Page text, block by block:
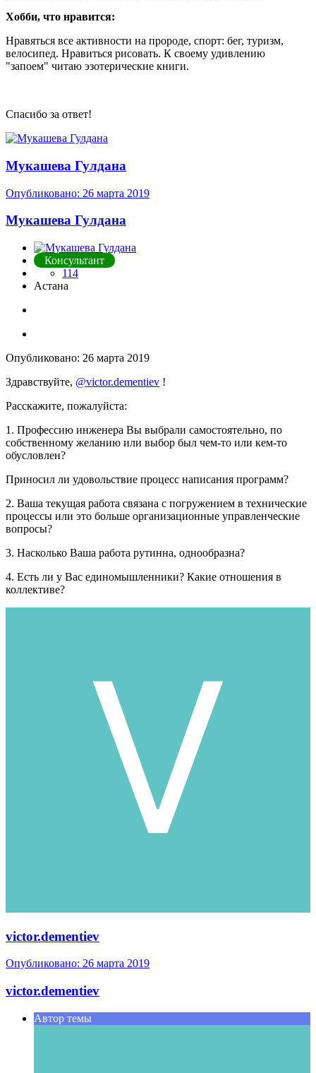
Хобби, что нравится:
Нравяться все активности на пророде, спорт: бег, туризм,
велосипед. Нравиться рисовать. К своему удивлению
"запоем" читаю эзотерические книги.
Спасибо за ответ!
Мукашева Гулдана
Опубликовано: 26 марта 2019
Мукашева Гулдана
Консультант
114
Астана
Опубликовано: 26 марта 2019
Здравствуйте, @victor.dementiev !
Расскажите, пожалуйста:
1. Профессию инженера Вы выбрали самостоятельно, по
собственному желанию или выбор был чем-то или кем-то
обусловлен?
Приносил ли удовольствие процесс написания программ?
2. Ваша текущая работа связана с погружением в технические
процессы или это больше организационные управленческие
вопросы?
3. Насколько Ваша работа рутинна, однообразна?
4. Есть ли у Вас единомышленники? Какие отношения в
коллективе?
victor.dementiev
Опубликовано: 26 марта 2019
victor.dementiev
Автор темы